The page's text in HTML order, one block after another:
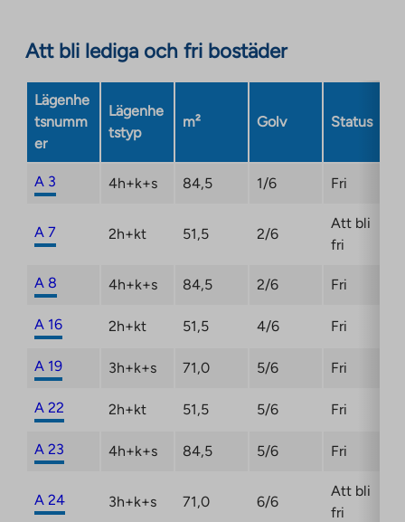
Att bli lediga och fri bostäder
Lägenhe
tsnumm
er
Lägenhe
tstyp
m² Golv Status
A 3 4h+k+s 84,5 1/6 Fri
A 7 2h+kt 51,5 2/6
Att bli
fri
A 8 4h+k+s 84,5 2/6 Fri
A 16 2h+kt 51,5 4/6 Fri
A 19 3h+k+s 71,0 5/6 Fri
A 22 2h+kt 51,5 5/6 Fri
A 23 4h+k+s 84,5 5/6 Fri
A 24 3h+k+s 71,0 6/6
Att bli
fri